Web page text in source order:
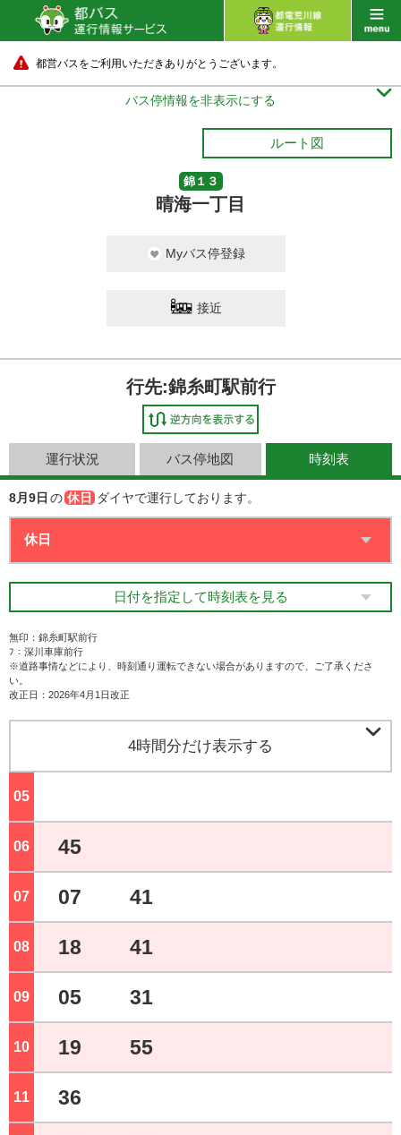
都営バスをご利用いただきありがとうございます。
バス停情報を非表示にする 
ルート図
錦１３
晴海一丁目
Myバス停登録
接近
行先:錦糸町駅前行
運行状況 バス停地図 時刻表
8月9日 の 休日 ダイヤで運行しております。
日付を指定して時刻表を見る
無印：錦糸町駅前行
ﾌ：深川車庫前行
※道路事情などにより、時刻通り運転できない場合がありますので、ご了承くださ
い。
改正日：2026年4月1日改正
4時間分だけ表示する 
05
06 45
07 07 41
08 18 41
09 05 31
10 19 55
11 36